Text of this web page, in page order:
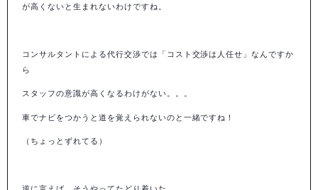
が高くないと生まれないわけですね。
コンサルタントによる代行交渉では「コスト交渉は人任せ」なんですか
ら
スタッフの意識が高くなるわけがない。。。
車でナビをつかうと道を覚えられないのと一緒ですね！
（ちょっとずれてる）